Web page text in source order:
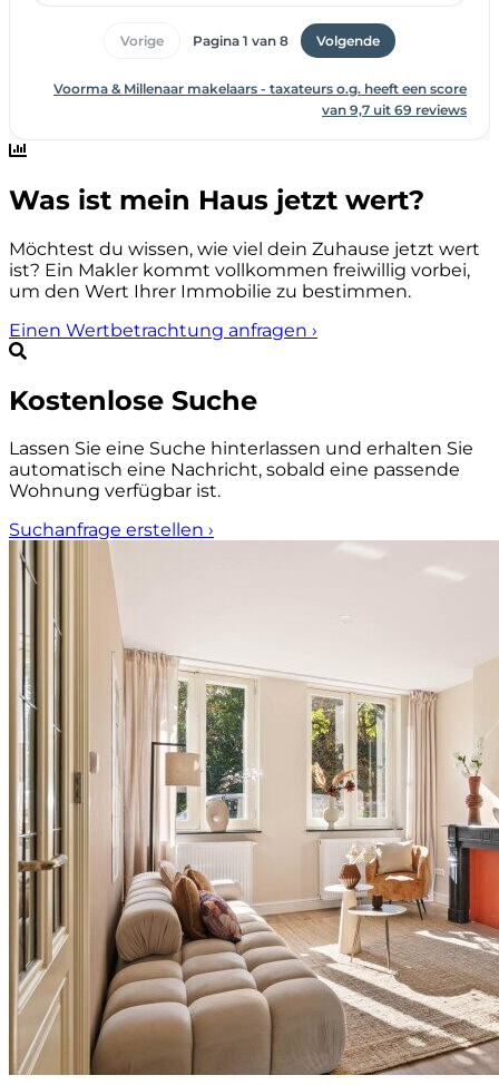
Was ist mein Haus jetzt wert?
Möchtest du wissen, wie viel dein Zuhause jetzt wert
ist? Ein Makler kommt vollkommen freiwillig vorbei,
um den Wert Ihrer Immobilie zu bestimmen.
Einen Wertbetrachtung anfragen ›
Kostenlose Suche
Lassen Sie eine Suche hinterlassen und erhalten Sie
automatisch eine Nachricht, sobald eine passende
Wohnung verfügbar ist.
Suchanfrage erstellen ›